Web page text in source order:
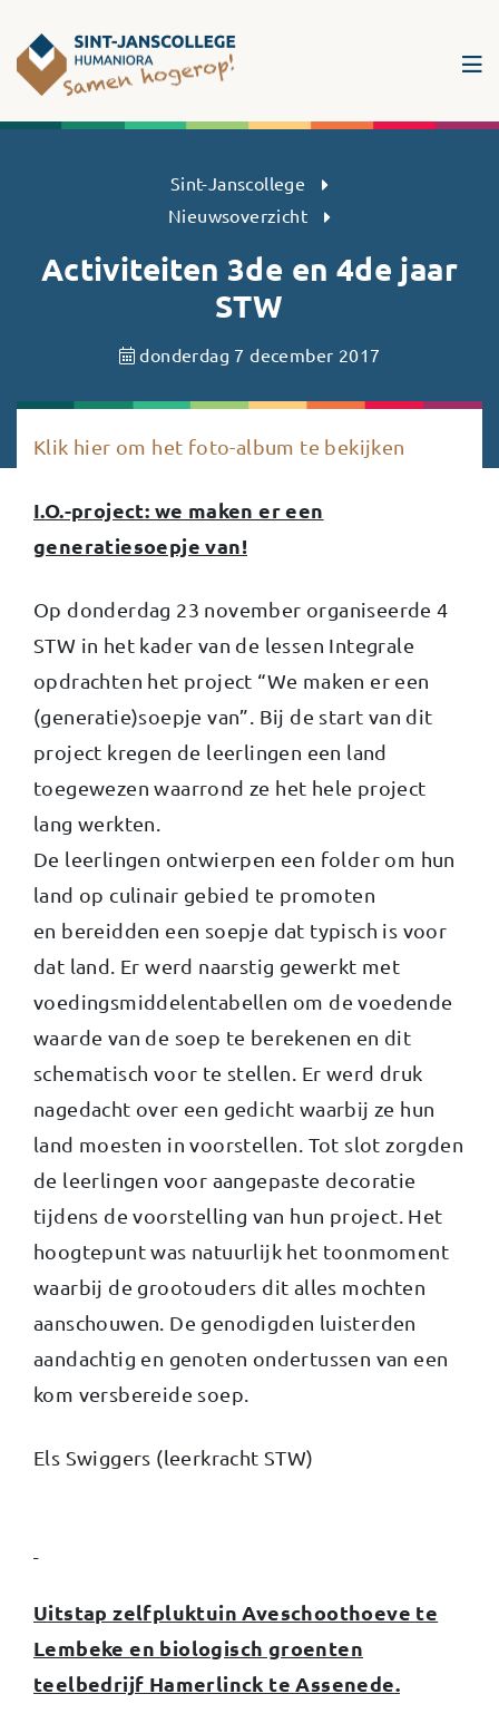
Sint-Janscollege Humaniora
Sint-Janscollege
Nieuwsoverzicht
Activiteiten 3de en 4de jaar
STW
donderdag 7 december 2017
Klik hier om het foto-album te bekijken
I.O.-project: we maken er een
generatiesoepje van!
Op donderdag 23 november organiseerde 4
STW in het kader van de lessen Integrale
opdrachten het project “We maken er een
(generatie)soepje van”. Bij de start van dit
project kregen de leerlingen een land
toegewezen waarrond ze het hele project
lang werkten.
De leerlingen ontwierpen een folder om hun
land op culinair gebied te promoten
en bereidden een soepje dat typisch is voor
dat land. Er werd naarstig gewerkt met
voedingsmiddelentabellen om de voedende
waarde van de soep te berekenen en dit
schematisch voor te stellen. Er werd druk
nagedacht over een gedicht waarbij ze hun
land moesten in voorstellen. Tot slot zorgden
de leerlingen voor aangepaste decoratie
tijdens de voorstelling van hun project. Het
hoogtepunt was natuurlijk het toonmoment
waarbij de grootouders dit alles mochten
aanschouwen. De genodigden luisterden
aandachtig en genoten ondertussen van een
kom versbereide soep.
Els Swiggers (leerkracht STW)
Uitstap zelfpluktuin Aveschoothoeve te
Lembeke en biologisch groenten
teelbedrijf Hamerlinck te Assenede.